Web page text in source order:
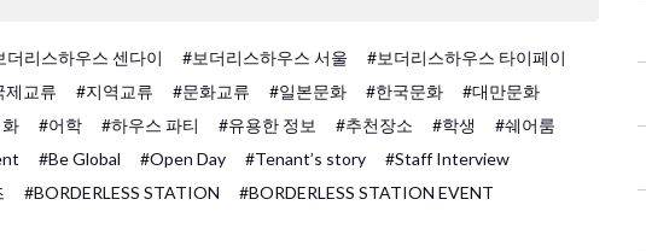
더리스하우스 센다이 #보더리스하우스 서울
#보더리스하우스 타이페이
제교류
#지역교류 #문화교류 #일본문화 #한국문화
#대만문화
#어학 #하우스 파티 #유용한 정보 #추천장소 #학생
#쉐어룸
#Be Global #Open Day #Tenant’s story
#Staff Interview
#BORDERLESS STATION #BORDERLESS STATION EVENT